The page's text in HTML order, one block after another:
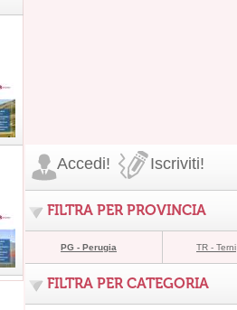
Accedi! Iscriviti!
FILTRA PER PROVINCIA
PG - Perugia TR - Terni
FILTRA PER CATEGORIA